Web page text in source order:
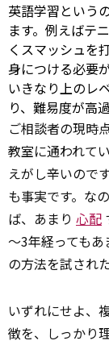
英語学習という
ます。例えばテ
くスマッシュを
身につける必要
いきなり上のレ
り、難易度が高
ご相談者の現時
教室に通われて
えがし辛いので
も事実です。な
ば、あまり 心配
～3年経っても
の方法を試され
いずれにせよ、
徴を、しっかり